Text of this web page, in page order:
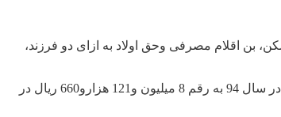
با احتساب پایه سنوانی، مزایای مسکن، بن اقلام مصرفی وحق اولاد به ازای دو فرزند،
به گزارش ایرنا، حداقل مزد درسال 95 روزانه 270722 ریال تعیین شد بطوریکه از ابتدای سال 95 رقم حقوق کارگران ازمبلغ 7 میلیون و124هزار و250 ریال در سال 94 به رقم 8 میلیون و121 هزارو660 ریال در